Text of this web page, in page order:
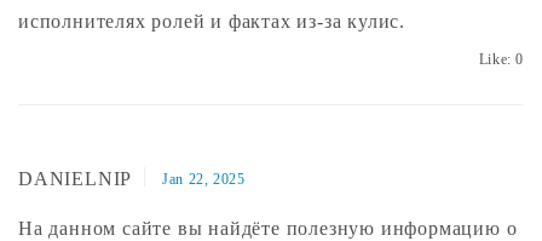
исполнителях ролей и фактах из-за кулис.
Like:0
DANIELNIP Jan 22, 2025
На данном сайте вы найдёте полезную информацию о